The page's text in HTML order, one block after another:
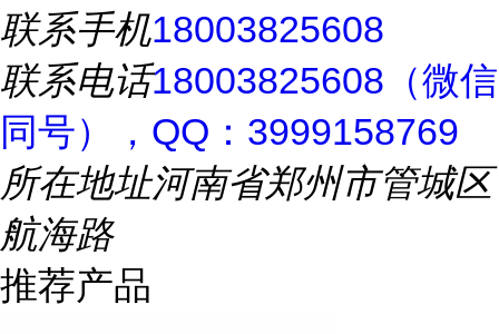
联系手机18003825608
联系电话18003825608（微信
同号），QQ：3999158769
所在地址河南省郑州市管城区
航海路
推荐产品